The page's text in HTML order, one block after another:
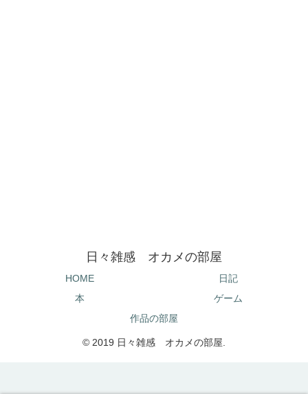
日々雑感 オカメの部屋
HOME
日記
本
ゲーム
作品の部屋
© 2019 日々雑感 オカメの部屋.